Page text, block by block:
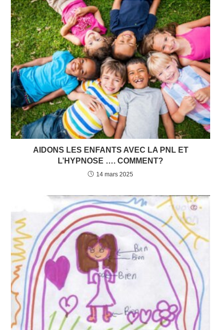
AIDONS LES ENFANTS AVEC LA PNL ET
L’HYPNOSE …. COMMENT?
14 mars 2025